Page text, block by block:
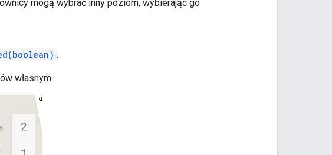
mogą wybrać inny poziom, wybierając go
.
własnym.